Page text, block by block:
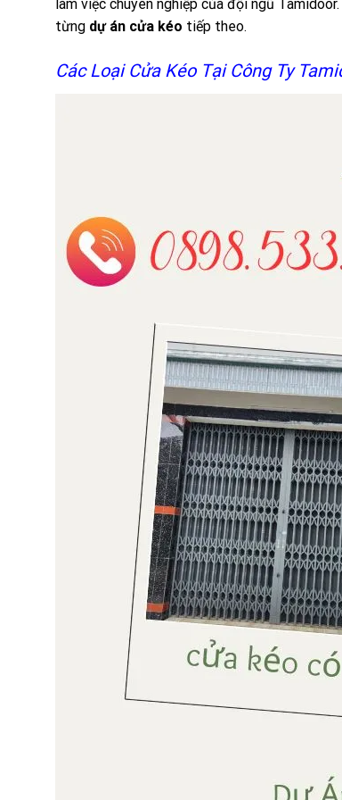
làm việc chuyên nghiệp của đội ngũ
từng dự án cửa kéo tiếp theo.
Các Loại Cửa Kéo Tại Công Ty